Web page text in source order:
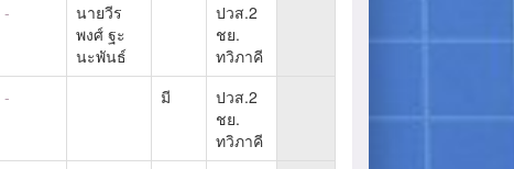
-
นายวีร
พงศ์ ฐะ
นะพันธ์
ปวส.2
ชย.
ทวิภาคี
- มี
ปวส.2
ชย.
ทวิภาคี